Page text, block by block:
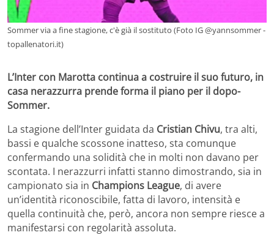
Sommer via a fine stagione, c'è già il sostituto (Foto IG @yannsommer -
topallenatori.it)
L’Inter con Marotta continua a costruire il suo futuro, in
casa nerazzurra prende forma il piano per il dopo-
Sommer.
La stagione dell’Inter guidata da Cristian Chivu, tra alti,
bassi e qualche scossone inatteso, sta comunque
confermando una solidità che in molti non davano per
scontata. I nerazzurri infatti stanno dimostrando, sia in
campionato sia in Champions League, di avere
un’identità riconoscibile, fatta di lavoro, intensità e
quella continuità che, però, ancora non sempre riesce a
manifestarsi con regolarità assoluta.